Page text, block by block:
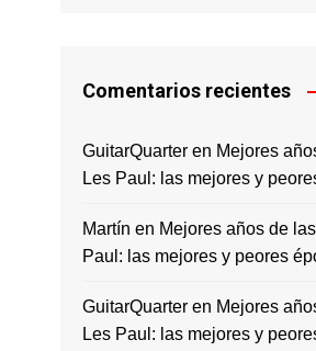
Comentarios recientes
GuitarQuarter en Mejores
Les Paul: las mejores y
Martín en Mejores años de
Paul: las mejores y peores
GuitarQuarter en Mejores
Les Paul: las mejores y